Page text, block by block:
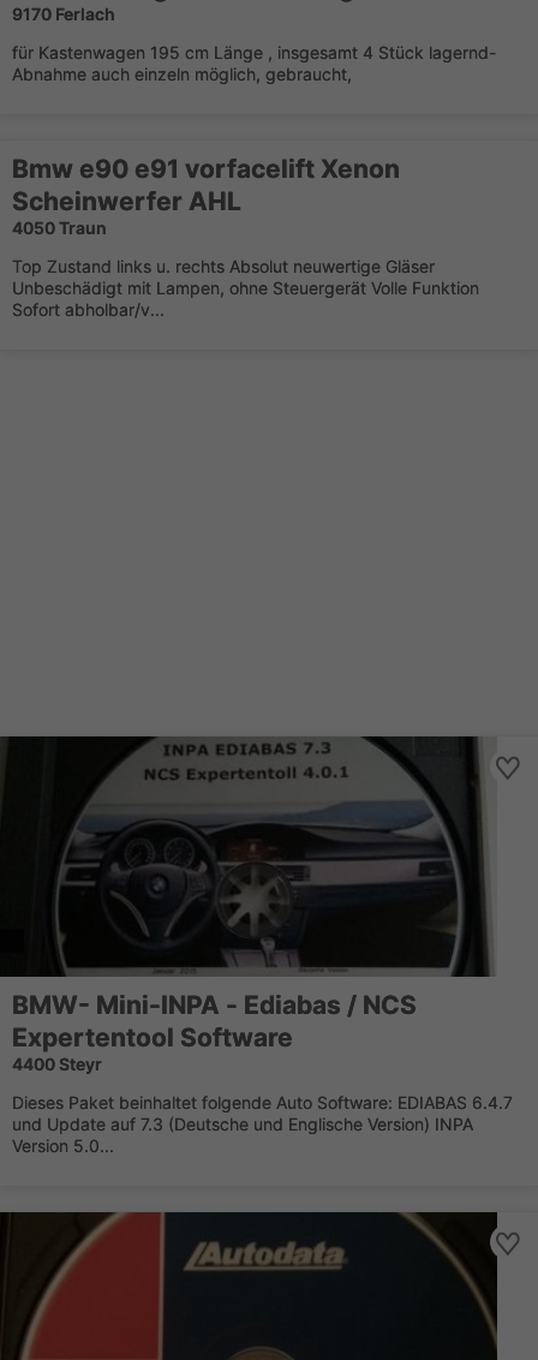
9170 Ferlach
für Kastenwagen 195 cm Länge , insgesamt 4 Stück lagernd-
Abnahme auch einzeln möglich, gebraucht,
Bmw e90 e91 vorfacelift Xenon
Scheinwerfer AHL
4050 Traun
Top Zustand links u. rechts Absolut neuwertige Gläser
Unbeschädigt mit Lampen, ohne Steuergerät Volle Funktion
Sofort abholbar/v...
BMW- Mini-INPA - Ediabas / NCS
Expertentool Software
4400 Steyr
Dieses Paket beinhaltet folgende Auto Software: EDIABAS 6.4.7
und Update auf 7.3 (Deutsche und Englische Version) INPA
Version 5.0...